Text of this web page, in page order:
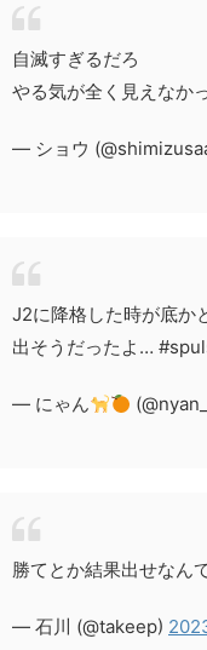
自滅すぎるだろ
やる気が全く見えなか
— ショウ
J2に降格した時が底か
出そうだったよ…
— にゃん
勝てとか結果出せなん
— 石川 (@takeep)